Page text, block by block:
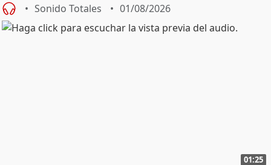
Sonido Totales 01/08/2026
01:25